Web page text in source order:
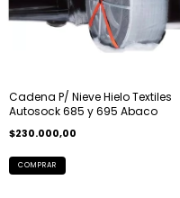
Cadena P/ Nieve Hielo Textiles
Autosock 685 y 695 Abaco
$230.000,00
COMPRAR